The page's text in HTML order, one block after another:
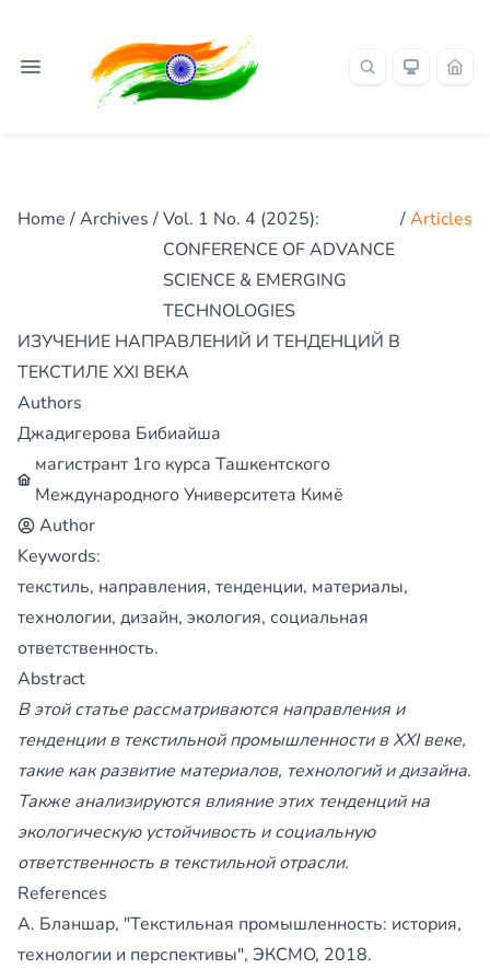
Home /Archives /Vol. 1 No. 4 (2025):
CONFERENCE OF ADVANCE
SCIENCE & EMERGING
TECHNOLOGIES
/Articles
ИЗУЧЕНИЕ НАПРАВЛЕНИЙ И ТЕНДЕНЦИЙ В
ТЕКСТИЛЕ XXI ВЕКА
Authors
Джадигерова Бибиайша
магистрант 1го курса Ташкентского
Международного Университета Кимё
Author
Keywords:
текстиль, направления, тенденции, материалы,
технологии, дизайн, экология, социальная
ответственность.
Abstract
В этой статье рассматриваются направления и
тенденции в текстильной промышленности в XXI веке,
такие как развитие материалов, технологий и дизайна.
Также анализируются влияние этих тенденций на
экологическую устойчивость и социальную
ответственность в текстильной отрасли.
References
А. Бланшар, "Текстильная промышленность: история,
технологии и перспективы", ЭКСМО, 2018.